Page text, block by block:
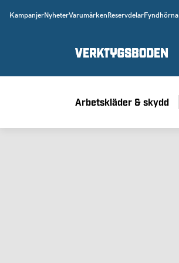
KampanjerNyheterVarumärken ReservdelarFyndhörna
Arbetskläder & skydd